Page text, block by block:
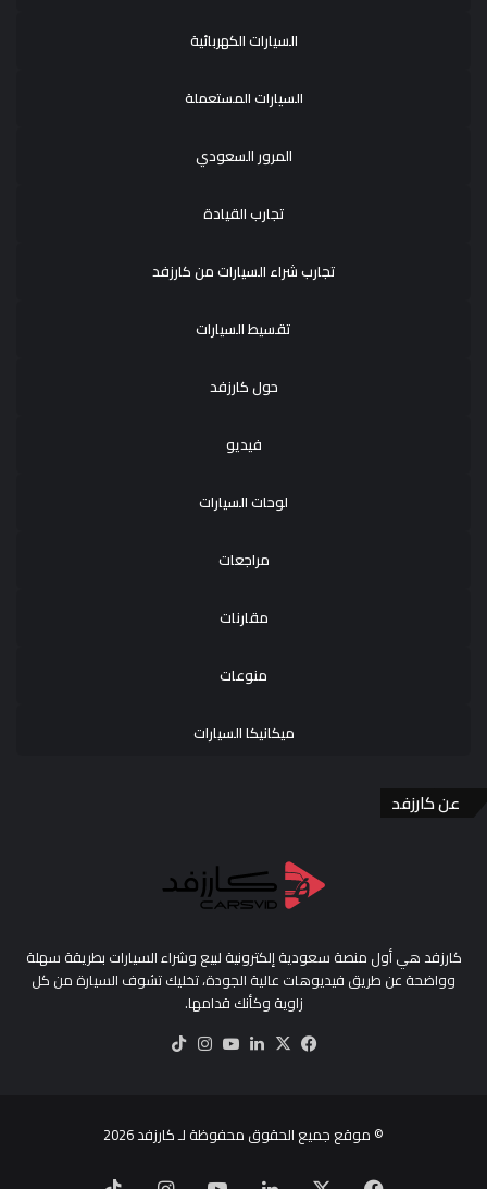
السيارات الكهربائية
السيارات المستعملة
المرور السعودي
تجارب القيادة
تجارب شراء السيارات من كارزفد
تقسيط السيارات
حول كارزفد
فيديو
لوحات السيارات
مراجعات
مقارنات
منوعات
ميكانيكا السيارات
عن كارزفد
كارزفد هي أول منصة سعودية إلكترونية لبيع وشراء السيارات بطريقة سهلة
وواضحة عن طريق فيديوهات عالية الجودة، تخليك تشوف السيارة من كل
زاوية وكأنك قدامها.
فيسبوك
‫X لينكدإن‫YouTubeانستقرام
© موقع جميع الحقوق محفوظة لـكارزفد